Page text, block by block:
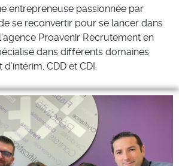
entrepreneuse passionnée par
se reconvertir pour se lancer dans
Proavenir Recrutement en
dans différents domaines
CDD et CDI.